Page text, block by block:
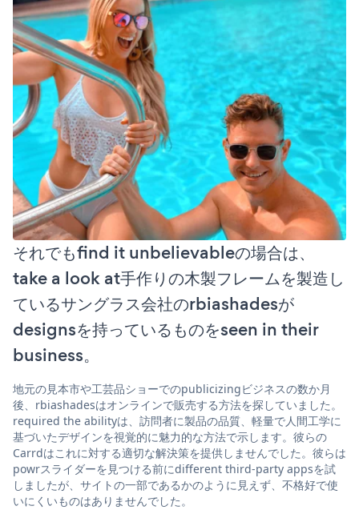
それでもfind it unbelievableの場合は、
take a look at手作りの木製フレームを製造し
ているサングラス会社のrbiashadesが
designsを持っているものをseen in their
business。
地元の見本市や工芸品ショーでのpublicizingビジネスの数か月
後、rbiashadesはオンラインで販売する方法を探していました。
required the abilityは、訪問者に製品の品質、軽量で人間工学に
基づいたデザインを視覚的に魅力的な方法で示します。彼らの
Carrdはこれに対する適切な解決策を提供しませんでした。彼らは
powrスライダーを見つける前にdifferent third-party appsを試
しましたが、サイトの一部であるかのように見えず、不格好で使
いにくいものはありませんでした。